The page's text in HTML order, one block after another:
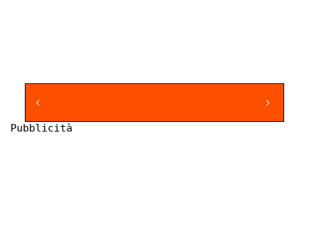
Pubblicità